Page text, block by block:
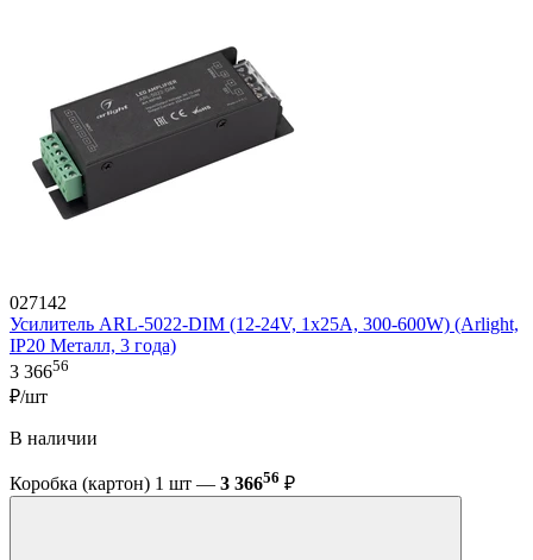
027142
Усилитель ARL-5022-DIM (12-24V, 1x25A, 300-600W) (Arlight,
IP20 Металл, 3 года)
3 36656
₽/шт
В наличии
Коробка (картон) 1 шт — 3 36656 ₽